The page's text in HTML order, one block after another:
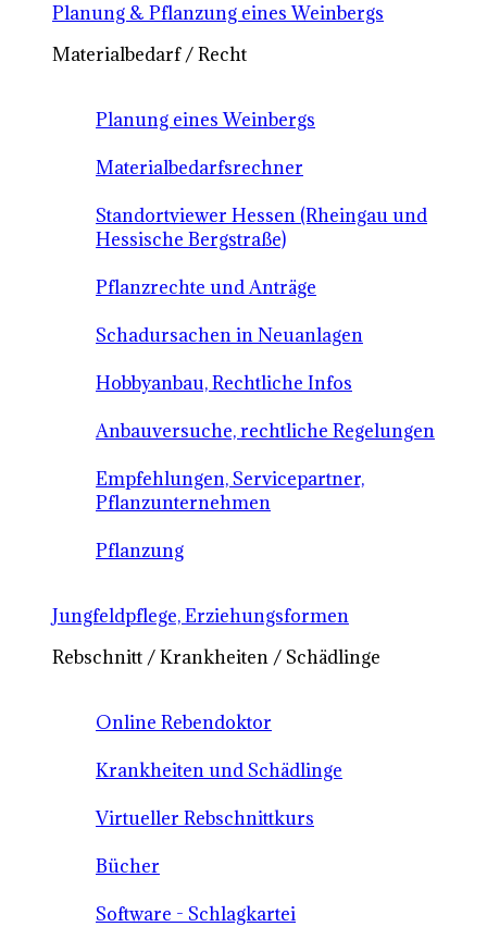
Planung & Pflanzung eines Weinbergs
Materialbedarf / Recht
Planung eines Weinbergs
Materialbedarfsrechner
Standortviewer Hessen (Rheingau und
Hessische Bergstraße)
Pflanzrechte und Anträge
Schadursachen in Neuanlagen
Hobbyanbau, Rechtliche Infos
Anbauversuche, rechtliche Regelungen
Empfehlungen, Servicepartner,
Pflanzunternehmen
Pflanzung
Jungfeldpflege, Erziehungsformen
Rebschnitt / Krankheiten / Schädlinge
Online Rebendoktor
Krankheiten und Schädlinge
Virtueller Rebschnittkurs
Bücher
Software - Schlagkartei